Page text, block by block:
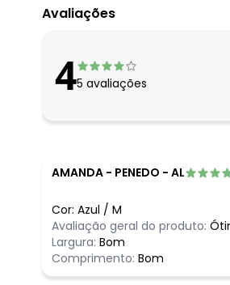
agosto/2026
maio/2026
abril/2026
fevereiro/2026
Avaliações
45 avaliações
AMANDA - PENEDO - AL
Cor: Azul / M
Avaliação geral do produto:
Largura: Bom
Comprimento: Bom